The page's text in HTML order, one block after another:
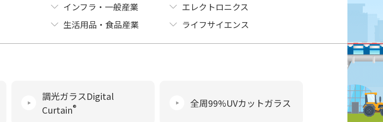
インフラ・一般産業
エレクトロニクス
生活用品・食品産業 ライフサイエンス
調光ガラスDigital
Curtain® 全周99%UVカットガラス